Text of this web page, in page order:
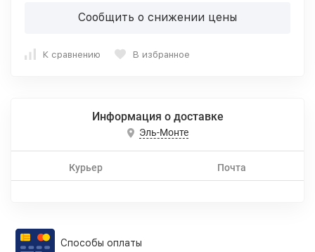
Сообщить о снижении цены
К сравнению В избранное
Информация о доставке
Эль-Монте
Курьер Почта
Способы оплаты